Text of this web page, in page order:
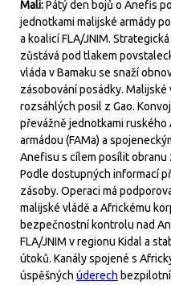
Mali:Pátý den bojů o Anefis
jednotkami malijské armády
a koalicí FLA/JNIM.
zůstává pod tlakem
vláda v Bamaku se snaží
zásobování posádky. Malijské
rozsáhlých posil z Gao.
převážně jednotkami
armádou (FAMa) a
Anefisu s cílem posílit obranu
Podle dostupných informací
zásoby. Operaci má
malijské vládě a Africkému
bezpečnostní kontrolu nad
FLA/JNIM v regionu Kidal a
útoků. Kanály spojené s
úspěšných úderech